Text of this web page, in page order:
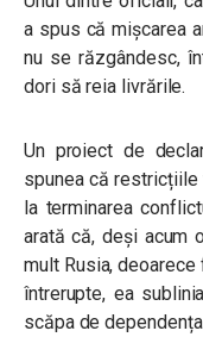
a spus că mișcarea
nu se răzgândesc,
dori să reia livrările.
Un proiect de
spunea că restricțiile
la terminarea
arată că, deși acum
mult Rusia,
întrerupte, ea
scăpa de